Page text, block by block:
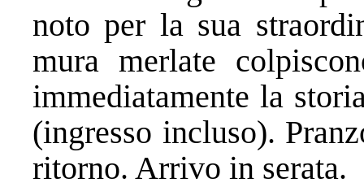
noto per la sua
mura merlate
immediatamente la
(ingresso incluso).
ritorno. Arrivo in serata.